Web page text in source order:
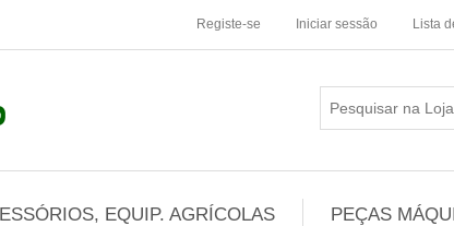
Registe-se Iniciar sessão Lista
EQUIP. AGRÍCOLAS
PEÇAS